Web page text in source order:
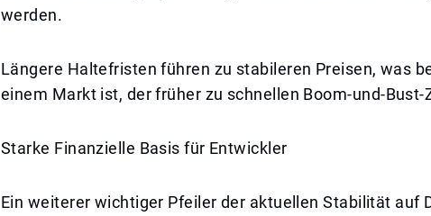
werden.
Längere Haltefristen führen zu stabileren Preisen, was
einem Markt ist, der früher zu schnellen Boom-und-Bust-
Starke Finanzielle Basis für Entwickler
Ein weiterer wichtiger Pfeiler der aktuellen Stabilität auf